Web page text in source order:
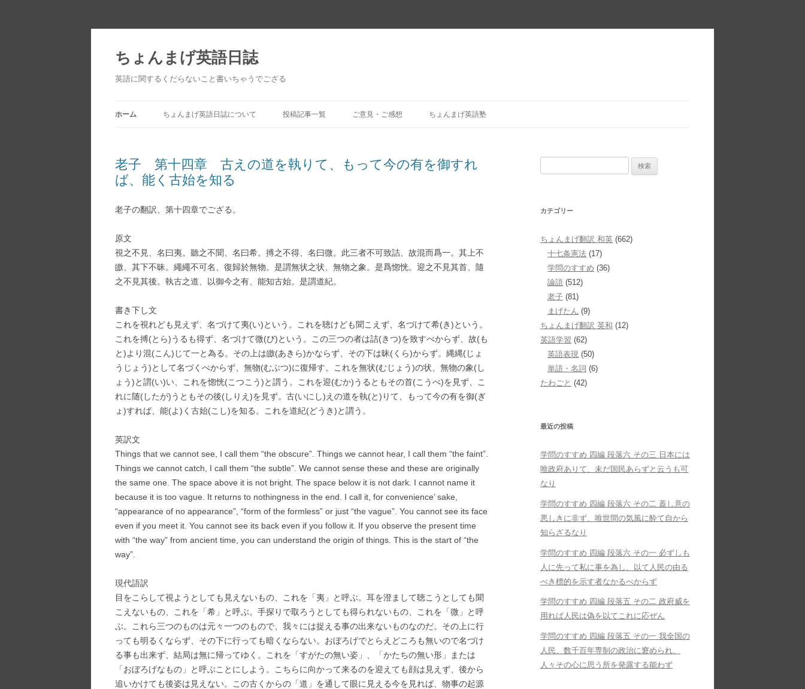
ちょんまげ英語日誌
英語に関するくだらないこと書いちゃうでござる
キ
ッ
ホーム ちょんまげ英語日誌について 投稿記事一覧 ご意見・ご感想 ちょんまげ英語塾
老子 第十四章 古えの道を執りて、もって今の有を御すれ
ば、能く古始を知る
老子の翻訳、第十四章でござる。
原文
視之不見、名曰夷。聽之不聞、名曰希。搏之不得、名曰微。此三者不可致詰、故混而爲一。其上不
皦、其下不昧。繩繩不可名、復歸於無物。是謂無状之状、無物之象。是爲惚恍。迎之不見其首、隨
之不見其後。執古之道、以御今之有、能知古始。是謂道紀。
書き下し文
これを視れども見えず、名づけて夷(い)という。これを聴けども聞こえず、名づけて希(き)という。
これを搏(とら)うるも得ず、名づけて微(び)という。この三つの者は詰(きつ)を致すべからず、故(も
と)より混(こん)じて一と為る。その上は皦(あきら)かならず、その下は昧(くら)からず。縄縄(じょ
うじょう)として名づくべからず、無物(むぶつ)に復帰す。これを無状(むじょう)の状、無物の象(し
ょう)と謂(い)い、これを惚恍(こつこう)と謂う。これを迎(むか)うるともその首(こうべ)を見ず、こ
れに随(したが)うともその後(しりえ)を見ず。古(いにし)えの道を執(と)りて、もって今の有を御(ぎ
ょ)すれば、能(よ)く古始(こし)を知る。これを道紀(どうき)と謂う。
英訳文
Things that we cannot see, I call them “the obscure”. Things we cannot hear, I call them “the faint”.
Things we cannot catch, I call them “the subtle”. We cannot sense these and these are originally
the same one. The space above it is not bright. The space below it is not dark. I cannot name it
because it is too vague. It returns to nothingness in the end. I call it, for convenience’ sake,
“appearance of no appearance”, “form of the formless” or just “the vague”. You cannot see its face
even if you meet it. You cannot see its back even if you follow it. If you observe the present time
with “the way” from ancient time, you can understand the origin of things. This is the start of “the
way”.
現代語訳
目をこらして視ようとしても見えないもの、これを「夷」と呼ぶ。耳を澄まして聴こうとしても聞
こえないもの、これを「希」と呼ぶ。手探りで取ろうとしても得られないもの、これを「微」と呼
ぶ。これら三つのものは元々一つのもので、我々には捉える事の出来ないものなのだ。その上に行
っても明るくならず、その下に行っても暗くならない。おぼろげでとらえどころも無いので名づけ
る事も出来ず、結局は無に帰ってゆく。これを「すがたの無い姿」、「かたちの無い形」または
「おぼろげなもの」と呼ぶことにしよう。こちらに向かって来るのを迎えても顔は見えず、後から
追いかけても後姿は見えない。この古くからの「道」を通して眼に見える今を見れば、物事の起源
カテゴリー
ちょんまげ翻訳 和英 (662)
十七条憲法 (17)
学問のすすめ (36)
論語 (512)
老子 (81)
まげたん (9)
ちょんまげ翻訳 英和 (12)
英語学習 (62)
英語表現 (50)
単語・名詞 (6)
たわごと (42)
最近の投稿
学問のすすめ 四編 段落六 その三 日本には
唯政府ありて、未だ国民あらずと云うも可
なり
学問のすすめ 四編 段落六 その二 蓋し意の
悪しきに非ず、唯世間の気風に酔て自から
知らざるなり
学問のすすめ 四編 段落六 その一 必ずしも
人に先って私に事を為し、以て人民の由る
べき標的を示す者なかるべからず
学問のすすめ 四編 段落五 その二 政府威を
用れば人民は偽を以てこれに応ぜん
学問のすすめ 四編 段落五 その一 我全国の
人民、数千百年専制の政治に窘められ、
人々その心に思う所を発露する能わず